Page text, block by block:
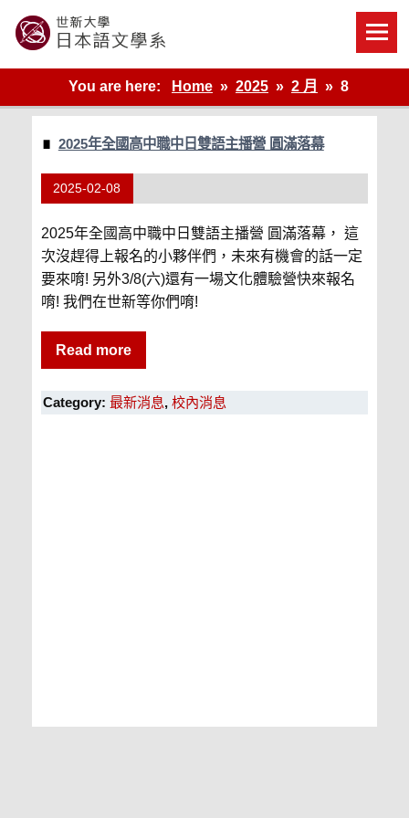
content
世新大學教學單位的網站
You are here:
Home 2025 2 月 8
2025年全國高中職中日雙語主播營 圓滿落幕
2025-02-08
2025年全國高中職中日雙語主播營 圓滿落幕， 這
次沒趕得上報名的小夥伴們，未來有機會的話一定
要來唷! 另外3/8(六)還有一場文化體驗營快來報名
唷! 我們在世新等你們唷!
Read more
Category: 最新消息, 校內消息